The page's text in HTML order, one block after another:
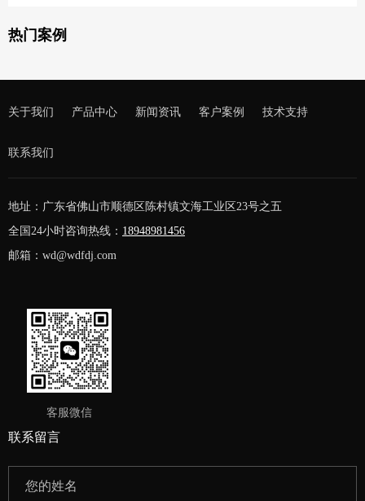
热门案例
关于我们 产品中心 新闻资讯 客户案例 技术支持
联系我们
地址：广东省佛山市顺德区陈村镇文海工业区23号之五
全国24小时咨询热线： 18948981456
邮箱：wd@wdfdj.com
客服微信
联系留言